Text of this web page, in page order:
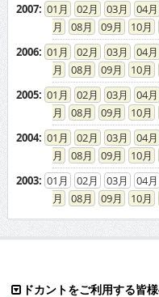
2007: 01 02 03 04
08
09 10
2006: 01 02 03 04
08
09 10
2005: 01 02 03 04
08
09 10
2004: 01 02 03 04
08
09 10
2003: 01 02 03 04
08
09 10
ドカントをご利用する皆